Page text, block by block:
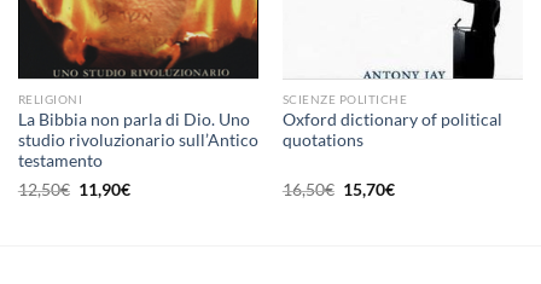
RELIGIONI
La Bibbia non parla di Dio. Uno
studio rivoluzionario sull’Antico
testamento
12,50€ Il
prezzo
11,90€Il
SCIENZE POLITICHE
Oxford dictionary of political
quotations
16,50€ Il
prezzo
15,70€Il